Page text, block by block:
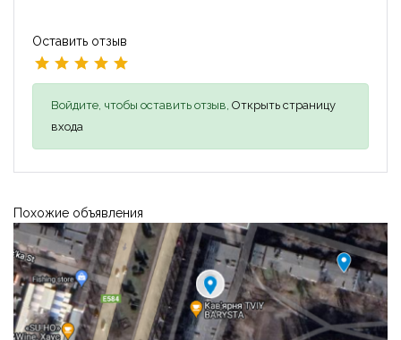
Оставить отзыв
Войдите, чтобы оставить отзыв, Открыть страницу
входа
Похожие объявления